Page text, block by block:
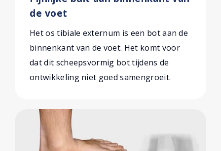
de voet
Het os tibiale externum is een bot aan de
binnenkant van de voet. Het komt voor
dat dit scheepsvormig bot tijdens de
ontwikkeling niet goed samengroeit.